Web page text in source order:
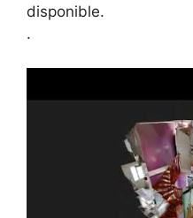
disponible.
.